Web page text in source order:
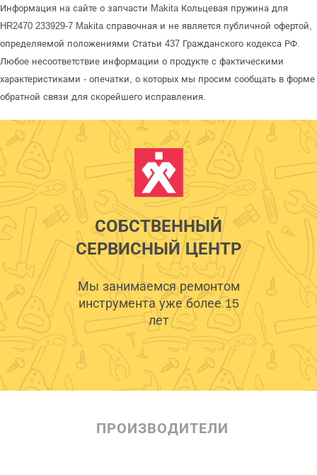
Информация на сайте о запчасти Makita Кольцевая пружина для
HR2470 233929-7 Makita справочная и не является публичной офертой,
определяемой положениями Статьи 437 Гражданского кодекса РФ.
Любое несоответствие информации о продукте с фактическими
характеристиками - опечатки, о которых мы просим сообщать в форме
обратной связи для скорейшего исправления.
СОБСТВЕННЫЙ
СЕРВИСНЫЙ ЦЕНТР
Мы занимаемся ремонтом
инструмента уже более 15
лет
ПРОИЗВОДИТЕЛИ